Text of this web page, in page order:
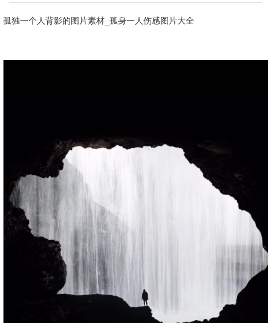
孤独一个人背影的图片素材_孤身一人伤感图片大全